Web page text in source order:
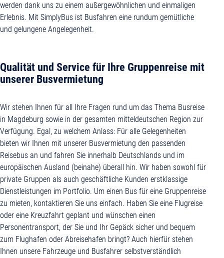
werden dank uns zu einem außergewöhnlichen und einmaligen
Erlebnis. Mit SimplyBus ist Busfahren eine rundum gemütliche
und gelungene Angelegenheit.
Qualität und Service für Ihre Gruppenreise mit
unserer Busvermietung
Wir stehen Ihnen für all Ihre Fragen rund um das Thema Busreise
in Magdeburg sowie in der gesamten mitteldeutschen Region zur
Verfügung. Egal, zu welchem Anlass: Für alle Gelegenheiten
bieten wir Ihnen mit unserer Busvermietung den passenden
Reisebus an und fahren Sie innerhalb Deutschlands und im
europäischen Ausland (beinahe) überall hin. Wir haben sowohl für
private Gruppen als auch geschäftliche Kunden erstklassige
Dienstleistungen im Portfolio. Um einen Bus für eine Gruppenreise
zu mieten, kontaktieren Sie uns einfach. Haben Sie eine Flugreise
oder eine Kreuzfahrt geplant und wünschen einen
Personentransport, der Sie und Ihr Gepäck sicher und bequem
zum Flughafen oder Abreisehafen bringt? Auch hierfür stehen
Ihnen unsere Fahrzeuge und Busfahrer selbstverständlich